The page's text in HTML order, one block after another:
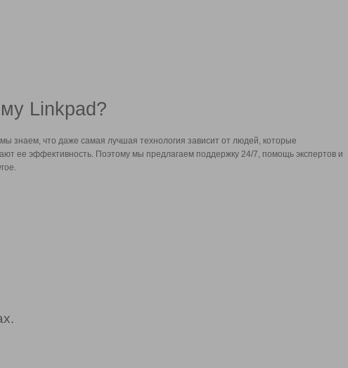
Linkpad?
мы знаем, что даже самая лучшая технология зависит от людей, которые
ее эффективность. Поэтому мы предлагаем поддержку 24/7, помощь экспертов и